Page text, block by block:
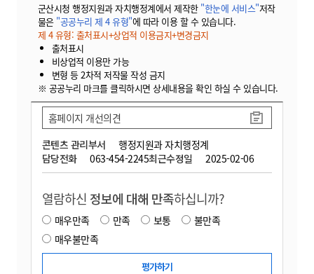
군산시청 행정지원과 자치행정계에서 제작한 "한눈에 서비스"저작
물은 "공공누리 제 4 유형"에 따라 이용 할 수 있습니다.
제 4 유형: 출처표시+상업적 이용금지+변경금지
출처표시
비상업적 이용만 가능
변형 등 2차적 저작물 작성 금지
※ 공공누리 마크를 클릭하시면 상세내용을 확인 하실 수 있습니다.
콘텐츠 관리부서
행정지원과 자치행정계
담당전화
063-454-2245최근수정일 2025-02-06
홈페이지 개선의견
열람하신 정보에 대해 만족하십니까?
매우만족 만족 보통
불만족
매우불만족